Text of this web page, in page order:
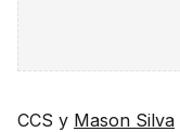
CCS y Mason Silva